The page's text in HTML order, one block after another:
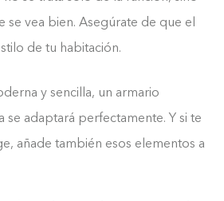
se vea bien. Asegúrate de que el
de tu habitación.
y sencilla, un armario
se adaptará perfectamente. Y si te
añade también esos elementos a